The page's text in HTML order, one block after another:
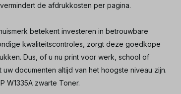
de afdrukkosten per pagina.
betekent investeren in betrouwbare
kwaliteitscontroles, zorgt deze goedkope
Dus, of u nu print voor werk, school of
documenten altijd van het hoogste niveau zijn.
W1335A zwarte Toner.